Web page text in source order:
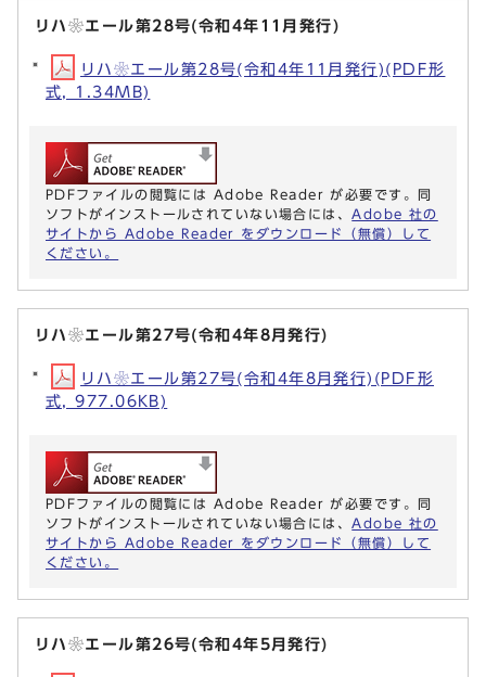
リハ❀エール第28号(令和4年11月発行)
リハ❀エール第28号(令和4年11月発行)(PDF形
式, 1.34MB)
PDFファイルの閲覧には Adobe Reader が必要です。同
ソフトがインストールされていない場合には、 Adobe 社の
サイトから Adobe Reader をダウンロード（無償）して
ください。
リハ❀エール第27号(令和4年8月発行)
リハ❀エール第27号(令和4年8月発行)(PDF形
式, 977.06KB)
PDFファイルの閲覧には Adobe Reader が必要です。同
ソフトがインストールされていない場合には、 Adobe 社の
サイトから Adobe Reader をダウンロード（無償）して
ください。
リハ❀エール第26号(令和4年5月発行)